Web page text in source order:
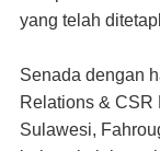
yang telah
Senada dengan
Relations & CSR
Sulawesi,